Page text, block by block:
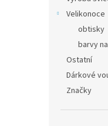
Velikonoce
obtisky
barvy
Ostatní
Dárkové
Značky